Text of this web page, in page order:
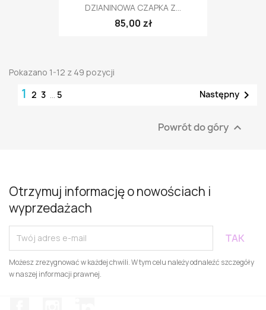
DZIANINOWA CZAPKA Z...
85,00 zł
Pokazano 1-12 z 49 pozycji
1 2 3 5 Następny 
Powrót do góry 
Otrzymuj informację o nowościach i
wyprzedażach
Możesz zrezygnować w każdej chwili. W tym celu należy odnaleźć szczegóły
w naszej informacji prawnej.